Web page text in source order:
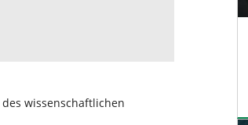
wissenschaftlichen